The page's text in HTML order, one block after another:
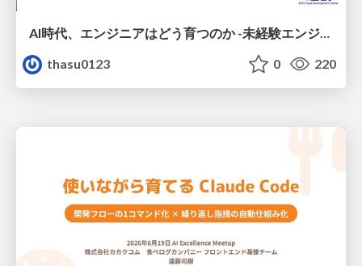
AI時代、エンジニアはどう育つのか -未経験エンジニアの成長を間近で見て考えたこと-
thasu0123
0 220